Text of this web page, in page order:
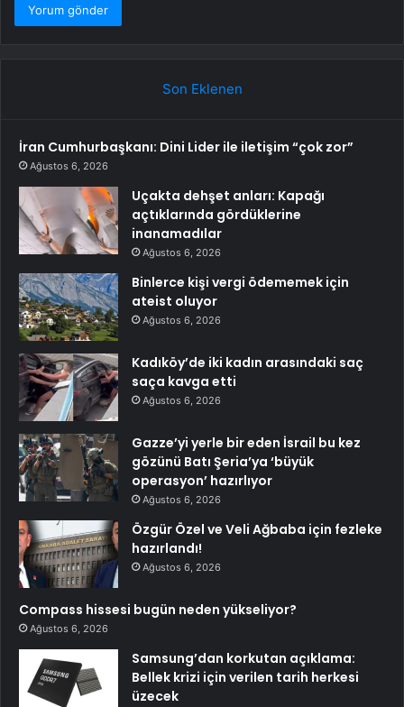
Son Eklenen
İran Cumhurbaşkanı: Dini Lider ile iletişim “çok zor”
Ağustos 6, 2026
Uçakta dehşet anları: Kapağı
açtıklarında gördüklerine
inanamadılar
Ağustos 6, 2026
Binlerce kişi vergi ödememek için
ateist oluyor
Ağustos 6, 2026
Kadıköy’de iki kadın arasındaki saç
saça kavga etti
Ağustos 6, 2026
Gazze’yi yerle bir eden İsrail bu kez
gözünü Batı Şeria’ya ‘büyük
operasyon’ hazırlıyor
Ağustos 6, 2026
Özgür Özel ve Veli Ağbaba için fezleke
hazırlandı!
Ağustos 6, 2026
Compass hissesi bugün neden yükseliyor?
Ağustos 6, 2026
Samsung’dan korkutan açıklama:
Bellek krizi için verilen tarih herkesi
üzecek